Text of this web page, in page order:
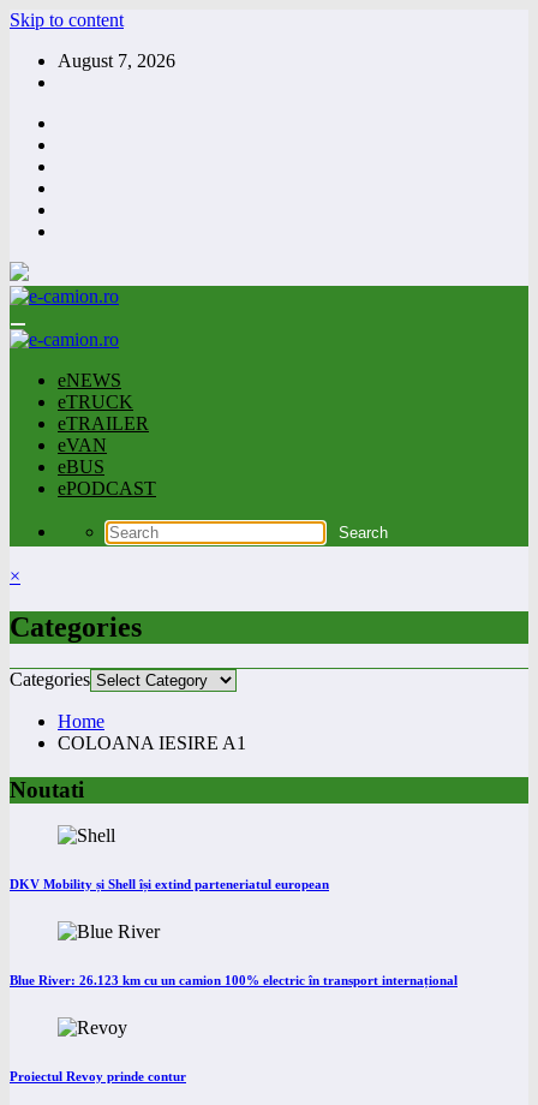
Skip to content
August 7, 2026
eNEWS
eTRUCK
eTRAILER
eVAN
eBUS
ePODCAST
×
Categories
Categories
Home
COLOANA IESIRE A1
Noutati
DKV Mobility și Shell își extind parteneriatul european
Blue River: 26.123 km cu un camion 100% electric în transport internațional
Proiectul Revoy prinde contur